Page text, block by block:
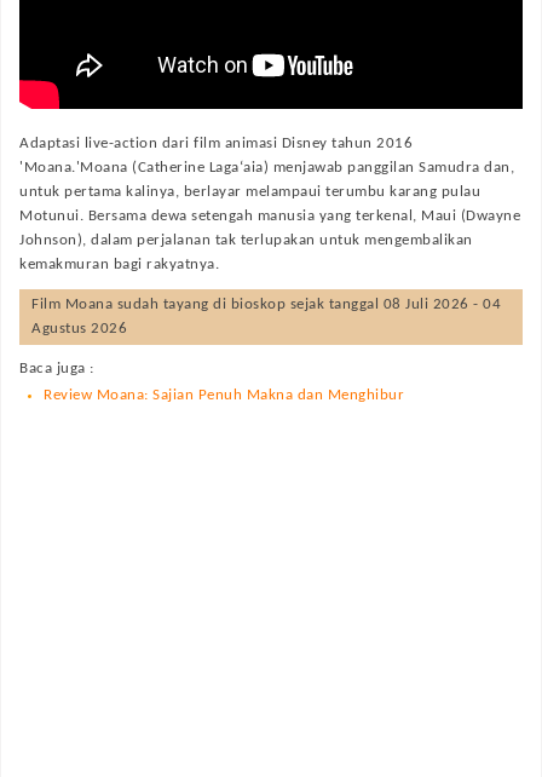
Adaptasi live-action dari film animasi Disney tahun 2016
'Moana.'Moana (Catherine Laga‘aia) menjawab panggilan Samudra dan,
untuk pertama kalinya, berlayar melampaui terumbu karang pulau
Motunui. Bersama dewa setengah manusia yang terkenal, Maui (Dwayne
Johnson), dalam perjalanan tak terlupakan untuk mengembalikan
kemakmuran bagi rakyatnya.
Film Moana sudah tayang di bioskop sejak tanggal 08 Juli 2026 - 04
Agustus 2026
Baca juga :
Review Moana: Sajian Penuh Makna dan Menghibur